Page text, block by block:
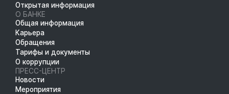
Открытая информация
О БАНКЕ
Общая информация
Карьера
Обращения
Тарифы и документы
О коррупции
ПРЕСС-ЦЕНТР
Новости
Мероприятия